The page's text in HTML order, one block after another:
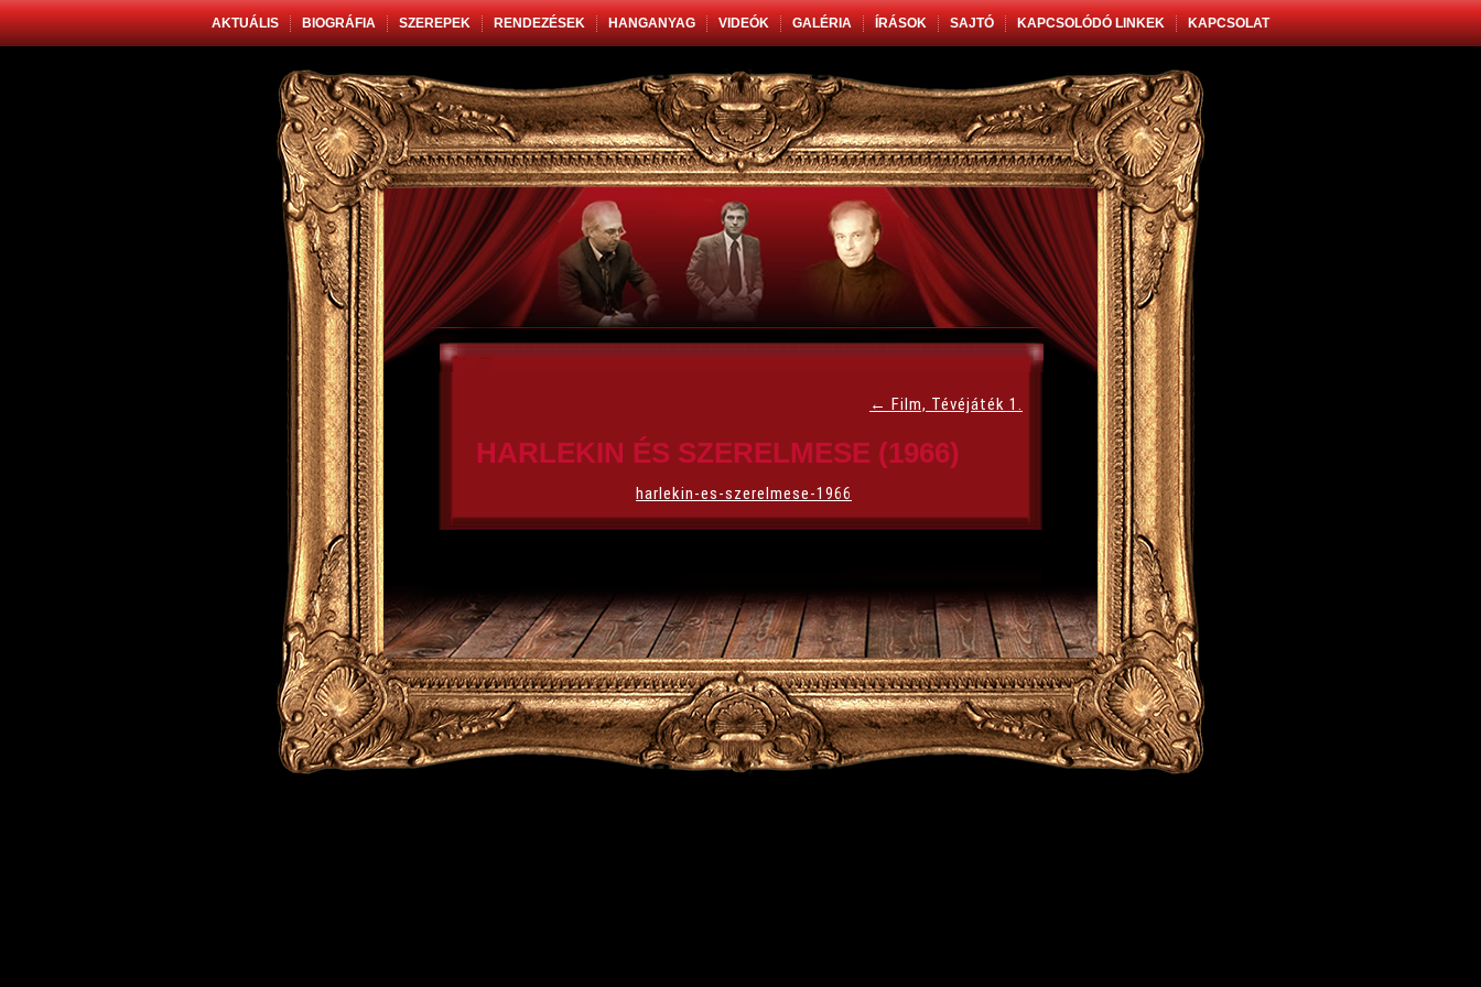
AKTUÁLIS BIOGRÁFIA SZEREPEK RENDEZÉSEK HANGANYAG VIDEÓK GALÉRIA ÍRÁSOK SAJTÓ KAPCSOLÓDÓ LINKEK KAPCSOLAT
← Film, Tévéjáték 1.
HARLEKIN ÉS SZERELMESE (1966)
harlekin-es-szerelmese-1966